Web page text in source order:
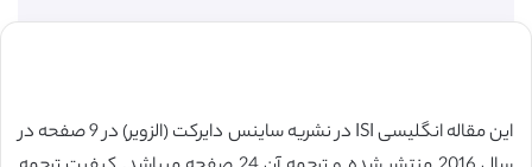
این مقاله انگلیسی ISI در نشریه ساینس دایرکت (الزویر) در 9 صفحه در